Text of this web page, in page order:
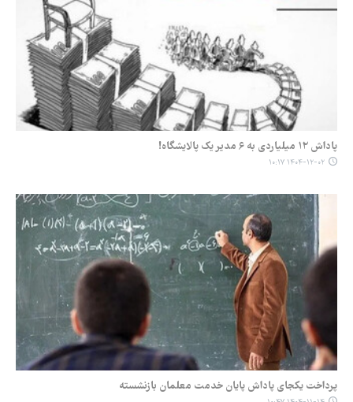
پاداش ۱۲ میلیاردی به ۶ مدیر یک پالایشگاه!
۱۴۰۴-۱۲-۰۲ ۱۰:۱۷
پرداخت یکجای پاداش پایان خدمت معلمان بازنشسته